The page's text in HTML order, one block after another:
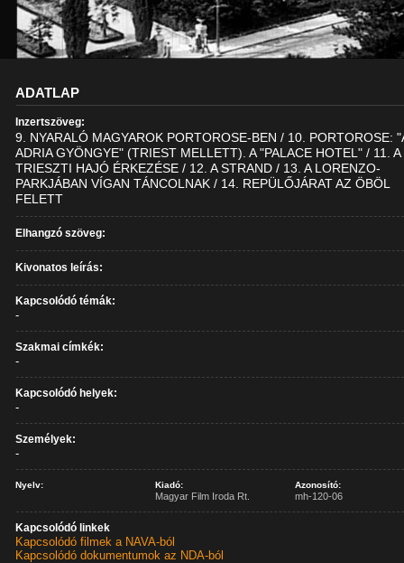
ADATLAP
Inzertszöveg:
9. NYARALÓ MAGYAROK PORTOROSE-BEN / 10. PORTOROSE:
ADRIA GYÖNGYE" (TRIEST MELLETT). A "PALACE HOTEL" / 11. A
TRIESZTI HAJÓ ÉRKEZÉSE / 12. A STRAND / 13. A LORENZO-
PARKJÁBAN VÍGAN TÁNCOLNAK / 14. REPÜLŐJÁRAT AZ ÖBÖL
FELETT
Elhangzó szöveg:
Kivonatos leírás:
Kapcsolódó témák:
-
Szakmai címkék:
-
Kapcsolódó helyek:
-
Személyek:
-
Nyelv: Kiadó:
Magyar Film Iroda Rt.
Azonosító:
mh-120-06
Kapcsolódó linkek
Kapcsolódó filmek a NAVA-ból
Kapcsolódó dokumentumok az NDA-ból